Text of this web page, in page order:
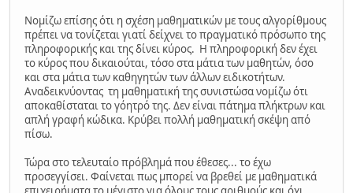
Νομίζω επίσης ότι η σχέση μαθηματικών με τους αλγορίθμους
πρέπει να τονίζεται γιατί δείχνει το πραγματικό πρόσωπο της
πληροφορικής και της δίνει κύρος. Η πληροφορική δεν έχει
το κύρος που δικαιούται, τόσο στα μάτια των μαθητών, όσο
και στα μάτια των καθηγητών των άλλων ειδικοτήτων.
Αναδεικνύοντας τη μαθηματική της συνιστώσα νομίζω ότι
αποκαθίσταται το γόητρό της. Δεν είναι πάτημα πλήκτρων και
απλή γραφή κώδικα. Κρύβει πολλή μαθηματική σκέψη από
πίσω.
Τώρα στο τελευταίο πρόβλημά που έθεσες... το έχω
προσεγγίσει. Φαίνεται πως μπορεί να βρεθεί με μαθηματικά